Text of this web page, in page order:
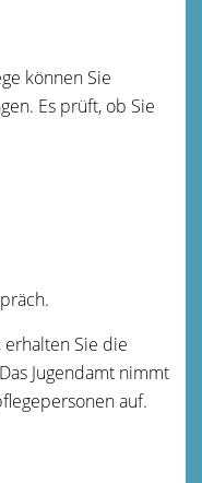
können Sie
Es prüft, ob Sie
erhalten Sie die
Jugendamt nimmt
auf.